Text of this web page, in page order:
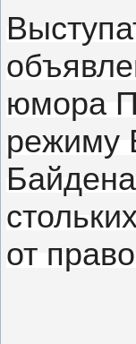
юмора
режиму
от